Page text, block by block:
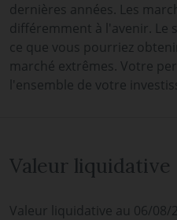
dernières années. Les
différemment à l'avenir. Le
ce que vous pourriez
marché extrêmes. Votre
l'ensemble de votre
Valeur liquidative
Valeur liquidative au 06/08/